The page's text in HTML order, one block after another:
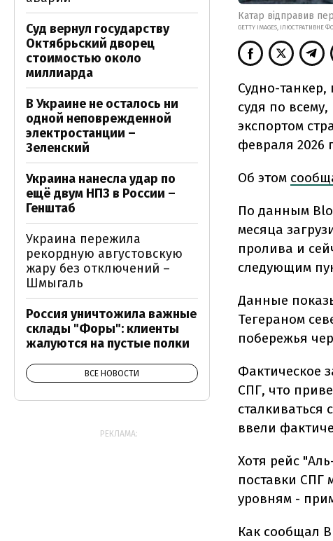
Катар відправив
GETTY IMAGES, ІЛЮСТРАТИВНЕ
Судно-
судя по
экспортом
февраля 2026
Об этом
По данным
месяца
пролива и
следующим
Данные
Тегераном
побережья
Фактическое
СПГ, что
сталкиваться
ввели
Хотя рейс
поставки СПГ
уровням -
Как сообщал
Суд вернул государству
Октябрьский дворец
стоимостью около
миллиарда
В Украине не осталось ни
одной неповрежденной
электростанции –
Зеленский
Украина нанесла удар по
ещё двум НПЗ в России –
Генштаб
Украина пережила
рекордную августовскую
жару без отключений –
Шмыгаль
Россия уничтожила важные
склады "Форы": клиенты
жалуются на пустые полки
ВСЕ НОВОСТИ
РЕКЛАМА: